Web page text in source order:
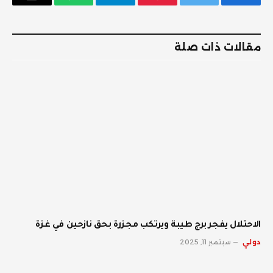
فيسبوك تويتر بينتيريستتيلقرام واتساب
البريد
مقالات ذات صلة
الاحتلال يفجر برج طيبة ويرتكب مجزرة بحق نازحين في غزة
دولي سبتمبر 11, 2025